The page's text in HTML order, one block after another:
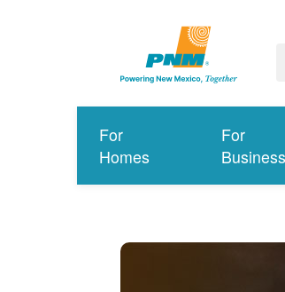
For
Homes
For